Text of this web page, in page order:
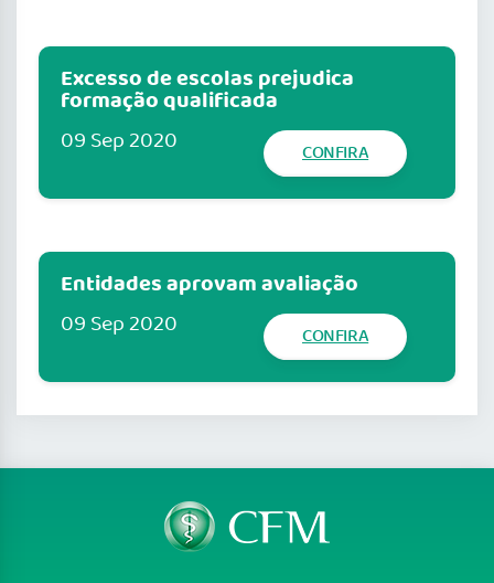
Excesso de escolas prejudica
formação qualificada
09 Sep 2020 CONFIRA
Entidades aprovam avaliação
09 Sep 2020 CONFIRA